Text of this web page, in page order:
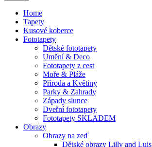
Home
Tapety
Kusové koberce
Fototapety
Dětské fototapety
Umění & Deco
Fototapety z cest
Moře & Pláže
Příroda a Květiny
Parky & Zahrady
Západy slunce
Dveřní fototapety
Fototapety SKLADEM
Obrazy
Obrazy na zeď
Dětské obrazy Lilly and Luis